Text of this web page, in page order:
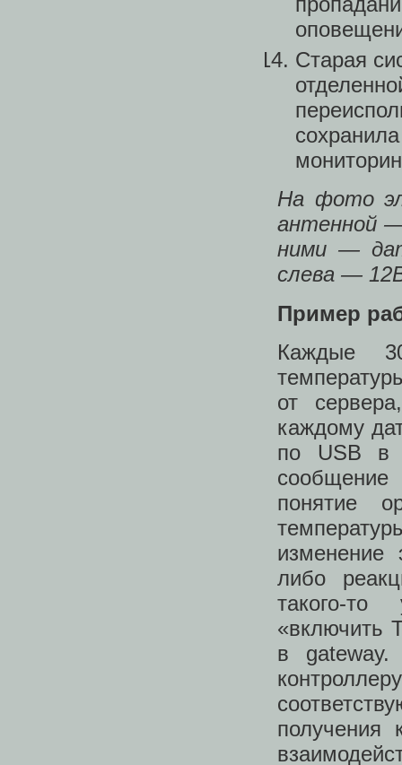
Старая
На фото
антенной
ними —
слева —
Пример
Каждые
от
каждому
по USB в
сообщение
понятие
изменение
либо
такого-
«включить
в gateway.
получения